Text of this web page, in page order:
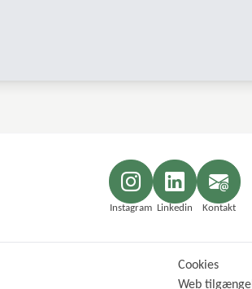
Instagram Linkedin Kontakt
Cookies
Web